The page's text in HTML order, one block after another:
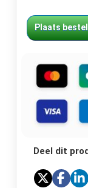
Plaats
Deel dit